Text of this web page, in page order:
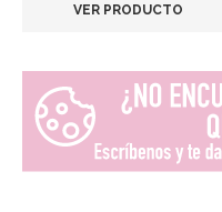
originalactual
VER PRODUCTO